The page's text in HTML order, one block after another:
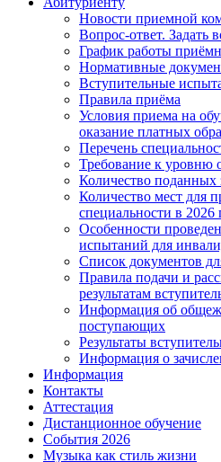
Новости приемной
Вопрос-ответ. Задать
График работы
Нормативные
Вступительные
Правила приёма
Условия приема на
оказание платных
Перечень
Требование к уровню
Количество поданных
Количество мест для
специальности в 2026
Особенности
испытаний для
Список документов
Правила подачи и
результатам
Информация об
поступающих
Результаты
Информация о
Информация
Контакты
Аттестация
Дистанционное обучение
События 2026
Музыка как стиль жизни